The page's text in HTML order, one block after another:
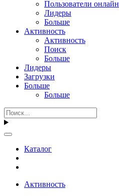
Пользователи онлайн
Лидеры
Больше
Активность
Активность
Поиск
Больше
Лидеры
Загрузки
Больше
Больше
Каталог
Активность